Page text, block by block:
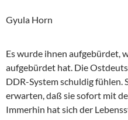
Gyula Horn
Es wurde ihnen aufgebürdet,
aufgebürdet hat. Die
DDR-System schuldig fühlen.
erwarten, daß sie sofort mit
Immerhin hat sich der